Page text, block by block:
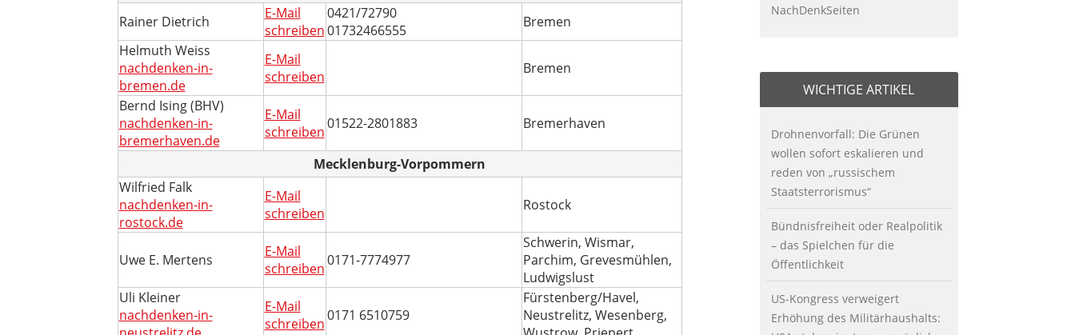
Rainer Dietrich
E-Mail
schreiben
0421/72790
01732466555
Bremen
Helmuth Weiss
nachdenken-in-
bremen.de
E-Mail
schreiben
Bremen
Bernd Ising (BHV)
nachdenken-in-
bremerhaven.de
E-Mail
schreiben01522-2801883 Bremerhaven
Mecklenburg-Vorpommern
Wilfried Falk
nachdenken-in-
rostock.de
E-Mail
schreiben
Rostock
Uwe E. Mertens
E-Mail
schreiben0171-7774977
Schwerin, Wismar,
Parchim, Grevesmühlen,
Ludwigslust
Uli Kleiner
nachdenken-in-
E-Mail
schreiben0171 6510759
Fürstenberg/Havel,
Neustrelitz, Wesenberg,
NachDenkSeiten
WICHTIGE ARTIKEL
Drohnenvorfall: Die Grünen
wollen sofort eskalieren und
reden von „russischem
Staatsterrorismus“
Bündnisfreiheit oder Realpolitik
– das Spielchen für die
Öffentlichkeit
US-Kongress verweigert
Erhöhung des Militärhaushalts: